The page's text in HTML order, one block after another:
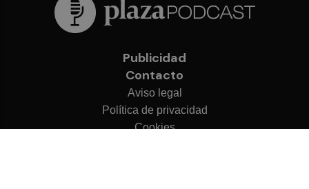
Publicidad
Contacto
Aviso legal
Política de privacidad
Cookies